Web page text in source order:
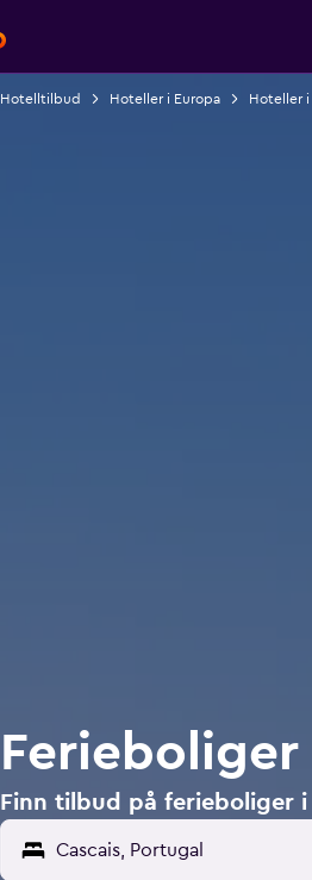
Hotelltilbud Hoteller i Europa Hoteller i
Ferieboliger
Finn tilbud på ferieboliger i